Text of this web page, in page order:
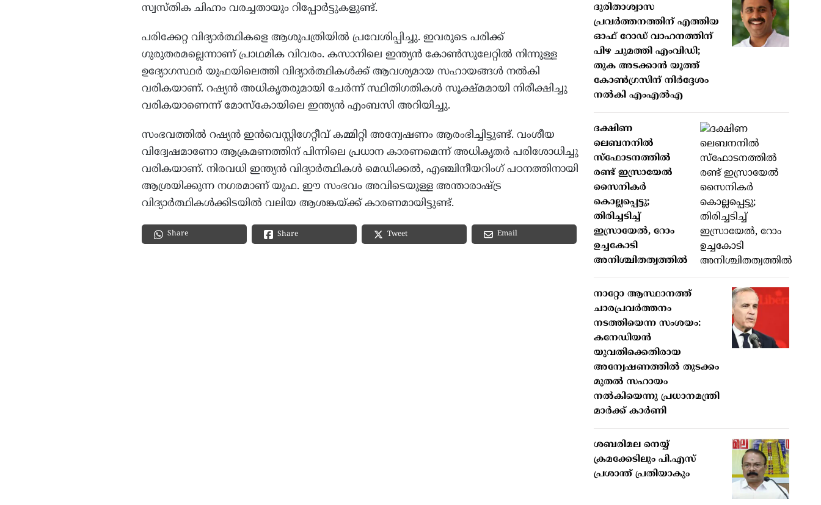
സ്വസ്തിക ചിഹ്നം വരച്ചതായും റിപ്പോർട്ടുകളുണ്ട്.
പരിക്കേറ്റ വിദ്യാർത്ഥികളെ ആശുപത്രിയിൽ പ്രവേശിപ്പിച്ചു. ഇവരുടെ പരിക്ക്
ഗുരുതരമല്ലെന്നാണ് പ്രാഥമിക വിവരം. കസാനിലെ ഇന്ത്യൻ കോൺസുലേറ്റിൽ നിന്നുള്ള
ഉദ്യോഗസ്ഥർ യുഫയിലെത്തി വിദ്യാർത്ഥികൾക്ക് ആവശ്യമായ സഹായങ്ങൾ നൽകി
വരികയാണ്. റഷ്യൻ അധികൃതരുമായി ചേർന്ന് സ്ഥിതിഗതികൾ സൂക്ഷ്മമായി നിരീക്ഷിച്ചു
വരികയാണെന്ന് മോസ്കോയിലെ ഇന്ത്യൻ എംബസി അറിയിച്ചു.
സംഭവത്തിൽ റഷ്യൻ ഇൻവെസ്റ്റിഗേറ്റീവ് കമ്മിറ്റി അന്വേഷണം ആരംഭിച്ചിട്ടുണ്ട്. വംശീയ
വിദ്വേഷമാണോ ആക്രമണത്തിന് പിന്നിലെ പ്രധാന കാരണമെന്ന് അധികൃതർ പരിശോധിച്ചു
വരികയാണ്. നിരവധി ഇന്ത്യൻ വിദ്യാർത്ഥികൾ മെഡിക്കൽ, എഞ്ചിനീയറിംഗ് പഠനത്തിനായി
ആശ്രയിക്കുന്ന നഗരമാണ് യുഫ. ഈ സംഭവം അവിടെയുള്ള അന്താരാഷ്ട്ര
വിദ്യാർത്ഥികൾക്കിടയിൽ വലിയ ആശങ്കയ്ക്ക് കാരണമായിട്ടുണ്ട്.
Share Share Tweet Email
ദുരിതാശ്വാസ
പ്രവർത്തനത്തിന് എത്തിയ
ഓഫ് റോഡ് വാഹനത്തിന്
പിഴ ചുമത്തി എംവിഡി;
തുക അടക്കാൻ യൂത്ത്
കോൺഗ്രസിന് നിർദ്ദേശം
നൽകി എംഎൽഎ
ദക്ഷിണ
ലെബനനിൽ
സ്ഫോടനത്തിൽ
രണ്ട് ഇസ്രായേൽ
സൈനികർ
കൊല്ലപ്പെട്ടു;
തിരിച്ചടിച്ച്
ഇസ്രായേൽ, റോം
ഉച്ചകോടി
അനിശ്ചിതത്വത്തിൽ
നാറ്റോ ആസ്ഥാനത്ത്
ചാരപ്രവര്‍ത്തനം
നടത്തിയെന്ന സംശയം:
കനേഡിയന്‍
യുവതിക്കെതിരായ
അന്വേഷണത്തില്‍ തുടക്കം
മുതല്‍ സഹായം
നല്‍കിയെന്നു പ്രധാനമന്ത്രി
മാര്‍ക്ക് കാര്‍ണി
ശബരിമല നെയ്യ്
ക്രമക്കേടിലും പി.എസ്
പ്രശാന്ത് പ്രതിയാകും